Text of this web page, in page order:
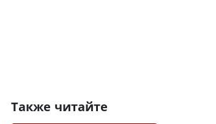
Также читайте